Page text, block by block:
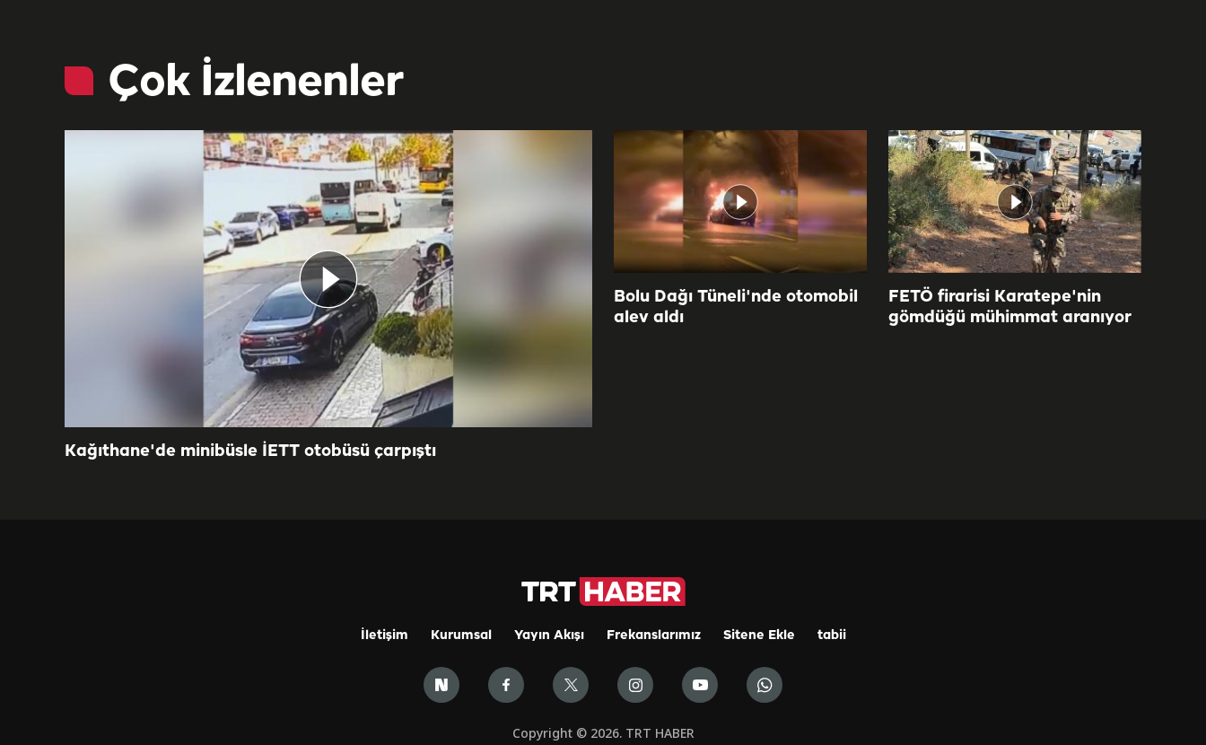
Çok İzlenenler
Kağıthane'de minibüsle İETT otobüsü çarpıştı
Bolu Dağı Tüneli'nde otomobil
alev aldı
FETÖ firarisi Karatepe'nin
gömdüğü mühimmat aranıyor
İletişim Kurumsal Yayın Akışı Frekanslarımız Sitene Ekle tabii
Copyright © 2026. TRT HABER